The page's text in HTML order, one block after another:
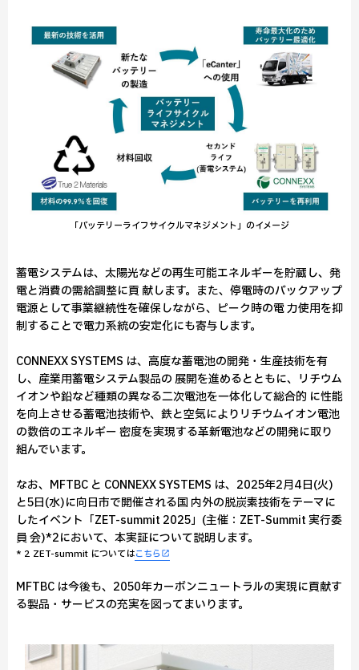
「バッテリーライフサイクルマネジメント」のイメージ
蓄電システムは、太陽光などの再生可能エネルギーを貯蔵し、発
電と消費の需給調整に貢 献します。また、停電時のバックアップ
電源として事業継続性を確保しながら、ピーク時の電 力使用を抑
制することで電力系統の安定化にも寄与します。
CONNEXX SYSTEMS は、高度な蓄電池の開発・生産技術を有
し、産業用蓄電システム製品の 展開を進めるとともに、リチウム
イオンや鉛など種類の異なる二次電池を一体化して総合的 に性能
を向上させる蓄電池技術や、鉄と空気によりリチウムイオン電池
の数倍のエネルギー 密度を実現する革新電池などの開発に取り
組んでいます。
なお、MFTBC と CONNEXX SYSTEMS は、2025年2月4日(火)
と5日(水)に向日市で開催される国 内外の脱炭素技術をテーマに
したイベント「ZET-summit 2025」(主催：ZET-Summit 実行委
員 会)*2において、本実証について説明します。
* 2 ZET-summit についてはこちら
MFTBC は今後も、2050年カーボンニュートラルの実現に貢献す
る製品・サービスの充実を図ってまいります。